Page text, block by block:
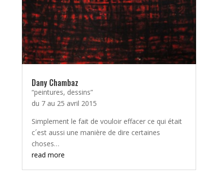
Dany Chambaz
“peintures, dessins”
du 7 au 25 avril 2015
Simplement le fait de vouloir effacer ce qui était
c´est aussi une manière de dire certaines
choses…
read more